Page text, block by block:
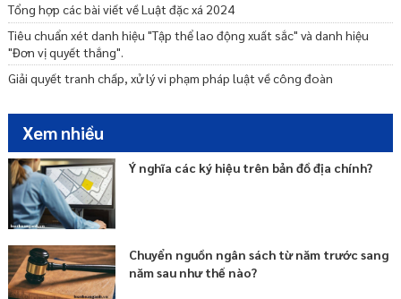
Tổng hợp các bài viết về Luật đặc xá 2024
Tiêu chuẩn xét danh hiệu "Tập thể lao động xuất sắc" và danh hiệu
"Đơn vị quyết thắng".
Giải quyết tranh chấp, xử lý vi phạm pháp luật về công đoàn
Xem nhiều
Ý nghĩa các ký hiệu trên bản đồ địa chính?
Chuyển nguồn ngân sách từ năm trước sang
năm sau như thế nào?